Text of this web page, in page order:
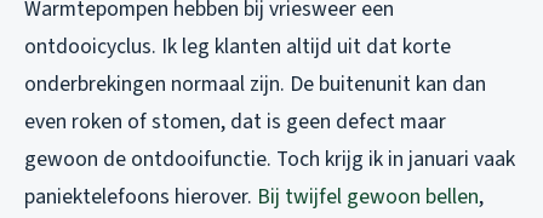
Warmtepompen hebben bij vriesweer een
ontdooicyclus. Ik leg klanten altijd uit dat korte
onderbrekingen normaal zijn. De buitenunit kan dan
even roken of stomen, dat is geen defect maar
gewoon de ontdooifunctie. Toch krijg ik in januari vaak
paniektelefoons hierover. Bij twijfel gewoon bellen,